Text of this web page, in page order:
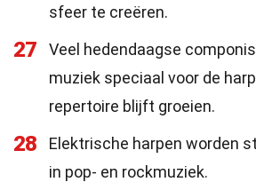
sfeer te creëren.
27
Veel hedendaagse
muziek speciaal voor de
repertoire blijft groeien.
28
Elektrische harpen worden
in pop- en rockmuziek.